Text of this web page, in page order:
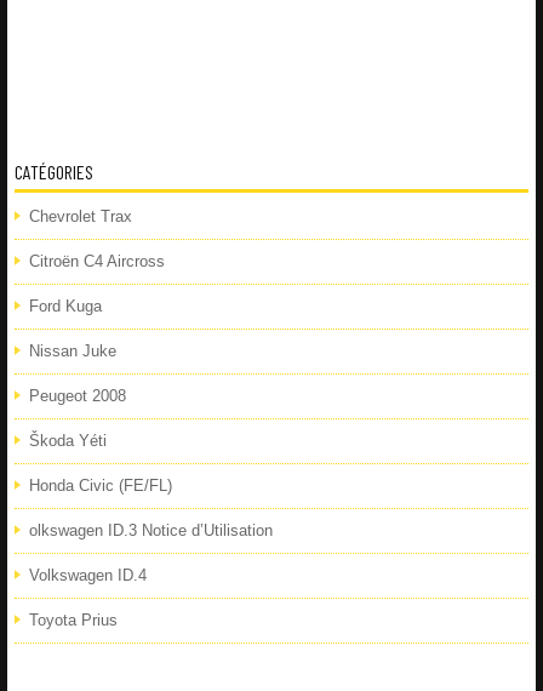
CATÉGORIES
Chevrolet Trax
Citroën C4 Aircross
Ford Kuga
Nissan Juke
Peugeot 2008
Škoda Yéti
Honda Civic (FE/FL)
olkswagen ID.3 Notice d’Utilisation
Volkswagen ID.4
Toyota Prius